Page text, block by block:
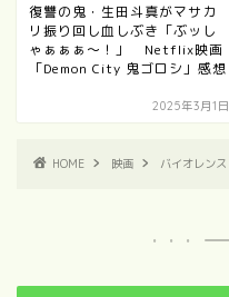
復讐の鬼・生田斗真がマサカ
リ振り回し血しぶき「ぶッし
ゃぁぁぁ～！」 Netflix映画
「Demon City 鬼ゴロシ」感想
2025年3月1日
HOME 映画 バイオレンス